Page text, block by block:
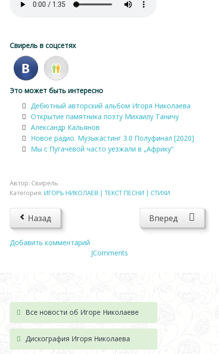
Свирель в соцсетях
Это может быть интересно
Дебютный авторский альбом Игоря Николаева
Открытие памятника поэту Михаилу Таничу
Александр Кальянов
Новое радио. Музыкастинг 3.0 Полуфинал [2020]
Мы с Пугачёвой часто уезжали в „Африку“
Автор: Свирель
Категория: ИГОРЬ НИКОЛАЕВ | ТЕКСТ ПЕСНИ | СТИХИ
Назад Вперед
Добавить комментарий
JComments
Все новости об Игоре Николаеве
Дискография Игоря Николаева